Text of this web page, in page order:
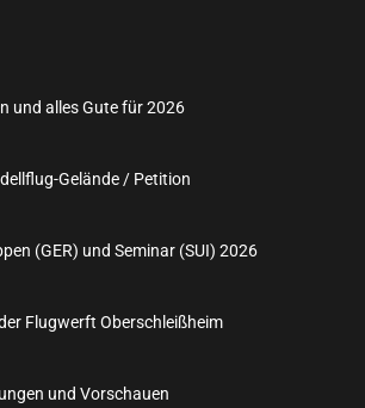
und alles Gute für 2026
Gelände / Petition
(GER) und Seminar (SUI) 2026
Flugwerft Oberschleißheim
und Vorschauen